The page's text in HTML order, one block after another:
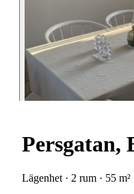
Persgatan,
Lägenhet · 2 rum · 55 m²